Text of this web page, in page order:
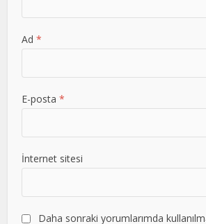
Ad*
E-posta*
İnternet sitesi
Daha sonraki yorumlarımda